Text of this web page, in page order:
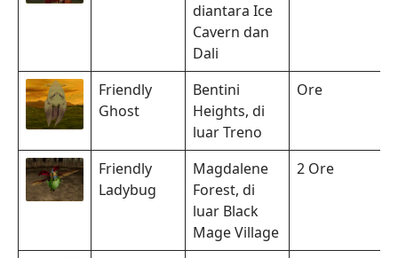
diantara Ice
Cavern dan
Dali
Friendly
Ghost
Bentini
Heights, di
luar Treno
Ore
Friendly
Ladybug
Magdalene
Forest, di
luar Black
Mage Village
2 Ore